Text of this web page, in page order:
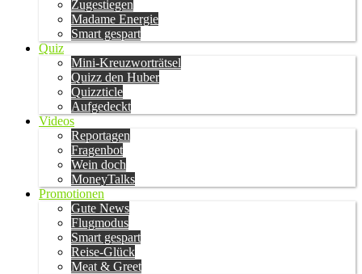
Zugestiegen
Madame Energie
Smart gespart
Quiz
Mini-Kreuzworträtsel
Quizz den Huber
Quizzticle
Aufgedeckt
Videos
Reportagen
Fragenbot
Wein doch
MoneyTalks
Promotionen
Gute News
Flugmodus
Smart gespart
Reise-Glück
Meat & Greet